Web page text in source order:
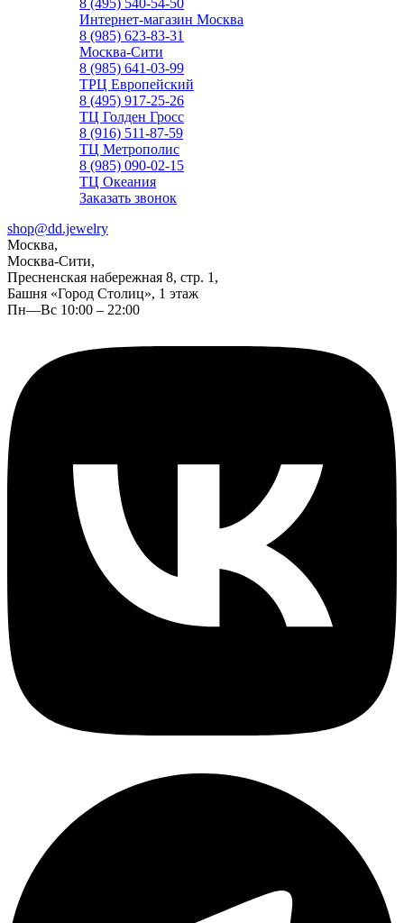
8 (495) 540-54-50
Интернет-магазин Москва
8 (985) 623-83-31
Москва-Сити
8 (985) 641-03-99
ТРЦ Европейский
8 (495) 917-25-26
ТЦ Голден Гросс
8 (916) 511-87-59
ТЦ Метрополис
8 (985) 090-02-15
ТЦ Океания
Заказать звонок
shop@dd.jewelry
Москва,
Москва-Сити,
Пресненская набережная 8, стр. 1,
Башня «Город Столиц», 1 этаж
Пн—Вс 10:00 – 22:00